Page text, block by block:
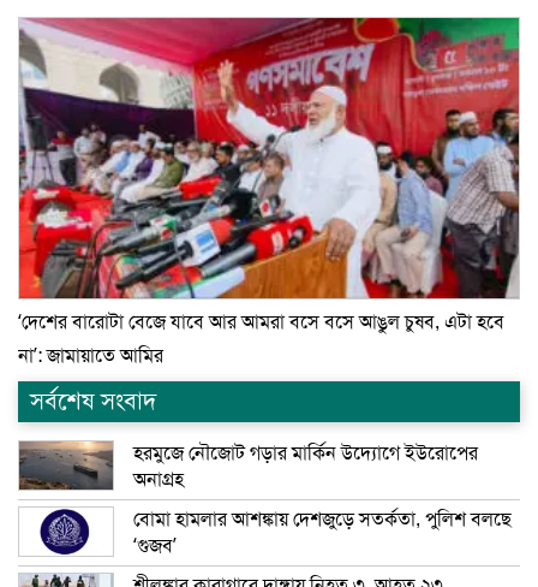
‘দেশের বারোটা বেজে যাবে আর আমরা বসে বসে আঙুল চুষব, এটা হবে
না’: জামায়াতে আমির
সর্বশেষ সংবাদ
হরমুজে নৌজোট গড়ার মার্কিন উদ্যোগে ইউরোপের
অনাগ্রহ
বোমা হামলার আশঙ্কায় দেশজুড়ে সতর্কতা, পুলিশ বলছে
‘গুজব’